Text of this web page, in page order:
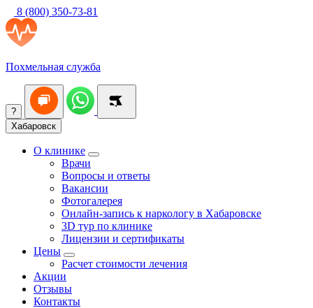
8 (800) 350-73-81
Похмельная служба
?
Хабаровск
О клинике
Врачи
Вопросы и ответы
Вакансии
Фотогалерея
Онлайн-запись к наркологу в Хабаровске
3D тур по клинике
Лицензии и сертификаты
Цены
Расчет стоимости лечения
Акции
Отзывы
Контакты